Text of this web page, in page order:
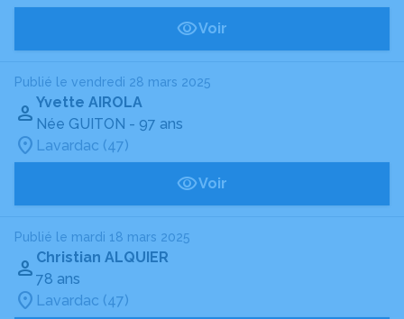
Voir
Publié le vendredi 28 mars 2025
Yvette AIROLA
Née GUITON - 97 ans
Lavardac (47)
Voir
Publié le mardi 18 mars 2025
Christian ALQUIER
78 ans
Lavardac (47)